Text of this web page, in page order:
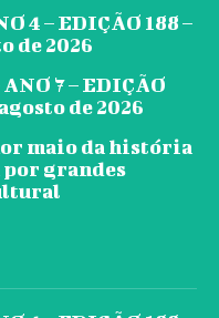
4 – EDIÇÃO 188 –
de 2026
7 – EDIÇÃO
de 2026
maio da história
grandes